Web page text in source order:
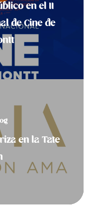
en el II
de Cine de
en la Tate